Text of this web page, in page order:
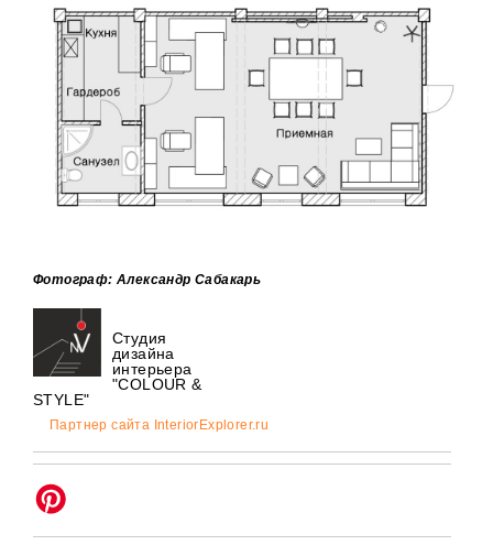
Фотограф: Александр Сабакарь
Студия
дизайна
интерьера
"COLOUR &
STYLE"
Партнер сайта InteriorExplorer.ru